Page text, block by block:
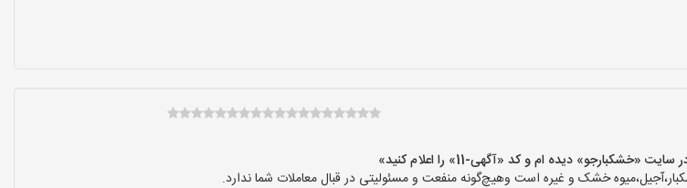
دیده ام و کد «آگهی-11» را اعلام کنید»
خشک و غیره است وهیچ‌گونه منفعت و مسئولیتی در قبال معاملات شما ندارد.